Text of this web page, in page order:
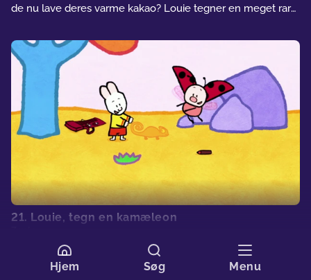
de nu lave deres varme kakao? Louie tegner en meget rar
Mums! Frisk mælk smager endnu bedre!
21. Louie, tegn en kamæleon
Yoko og Louie leger gemmeleg, men Yoko bliver ved med
at finde Louie! Det er for nemt! Louie tegner en kamæleon,
som kan lege gemmeleg med Yoko. Men denne gang kan
Hjem Søg Menu